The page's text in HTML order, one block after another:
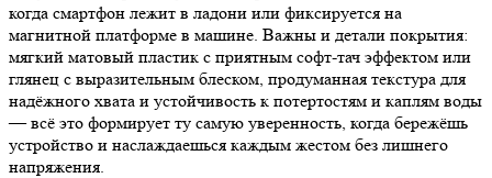
когда смартфон лежит в ладони или фиксируется на
магнитной платформе в машине. Важны и детали покрытия:
мягкий матовый пластик с приятным софт-тач эффектом или
глянец с выразительным блеском, продуманная текстура для
надёжного хвата и устойчивость к потертостям и каплям воды
— всё это формирует ту самую уверенность, когда бережёшь
устройство и наслаждаешься каждым жестом без лишнего
напряжения.